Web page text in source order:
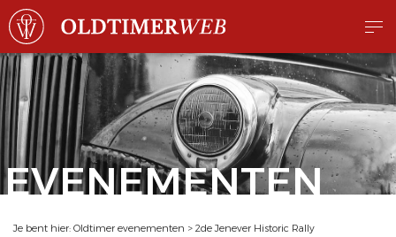
EVENEMENTEN
Je bent hier: Oldtimer evenementen > 2de Jenever Historic Rally